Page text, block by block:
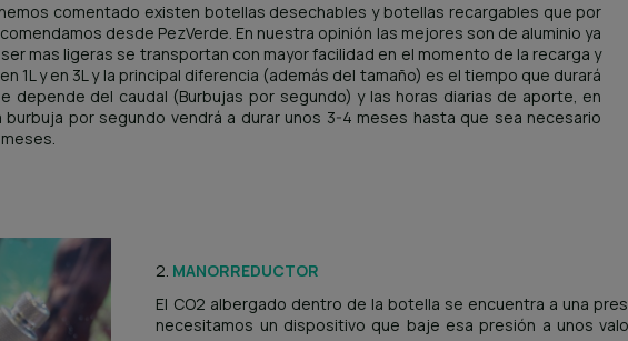
comentado existen botellas desechables y botellas recargables que por
desde PezVerde. En nuestra opinión las mejores son de aluminio ya
mas ligeras se transportan con mayor facilidad en el momento de la recarga y
1L y en 3L y la principal diferencia (además del tamaño) es el tiempo que durará
depende del caudal (Burbujas por segundo) y las horas diarias de aporte, en
por segundo vendrá a durar unos 3-4 meses hasta que sea necesario
2. MANORREDUCTOR
El CO2 albergado dentro de la botella se encuentra a una
necesitamos un dispositivo que baje esa presión a unos